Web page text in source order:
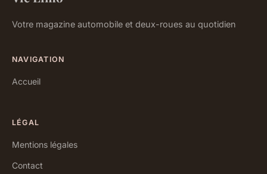
Votre magazine automobile et deux-roues au quotidien
NAVIGATION
Accueil
LÉGAL
Mentions légales
Contact